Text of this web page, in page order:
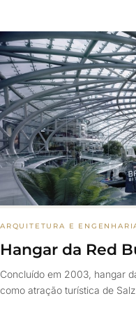
ARQUITETURA E
Hangar da Red
Concluído em 2003, hangar
como atração turística de